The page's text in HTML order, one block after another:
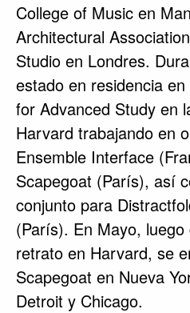
College of Music en
Architectural
Studio en Londres.
estado en residencia
for Advanced Study en
Harvard trabajando en
Ensemble Interface
Scapegoat (París), así
conjunto para
(París). En Mayo,
retrato en Harvard, se
Scapegoat en Nueva
Detroit y Chicago.